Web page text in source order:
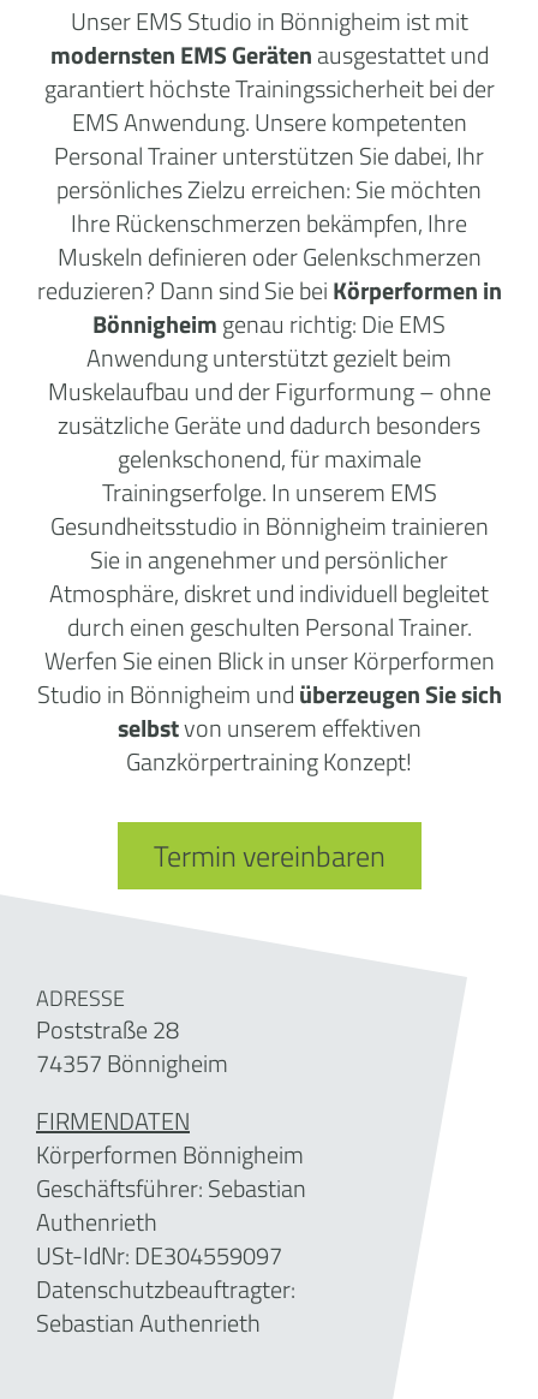
Unser EMS Studio in Bönnigheim ist mit
modernsten EMS Gerätenausgestattet und
garantiert höchste Trainingssicherheit bei der
EMS Anwendung. Unsere kompetenten
Personal Trainer unterstützen Sie dabei, Ihr
persönliches Zielzu erreichen: Sie möchten
Ihre Rückenschmerzen bekämpfen, Ihre
Muskeln definieren oder Gelenkschmerzen
reduzieren? Dann sind Sie beiKörperformen in
Bönnigheimgenau richtig: Die EMS
Anwendung unterstützt gezielt beim
Muskelaufbau und der Figurformung – ohne
zusätzliche Geräte und dadurch besonders
gelenkschonend, für maximale
Trainingserfolge. In unserem EMS
Gesundheitsstudio in Bönnigheim trainieren
Sie in angenehmer und persönlicher
Atmosphäre, diskret und individuell begleitet
durch einen geschulten Personal Trainer.
Werfen Sie einen Blick in unser Körperformen
Studio in Bönnigheim undüberzeugen Sie sich
selbstvon unserem effektiven
Ganzkörpertraining Konzept!
Termin vereinbaren
ADRESSE
Poststraße 28
74357 Bönnigheim
FIRMENDATEN
Körperformen Bönnigheim
Geschäftsführer:Sebastian
Authenrieth
USt-IdNr: DE304559097
Datenschutzbeauftragter:
Sebastian Authenrieth